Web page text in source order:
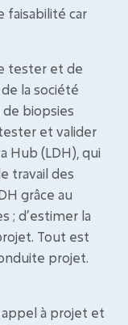
faisabilité car
tester et de
la société
biopsies
et valider
Hub (LDH), qui
travail des
grâce au
; d’estimer la
Tout est
projet.
appel à projet et